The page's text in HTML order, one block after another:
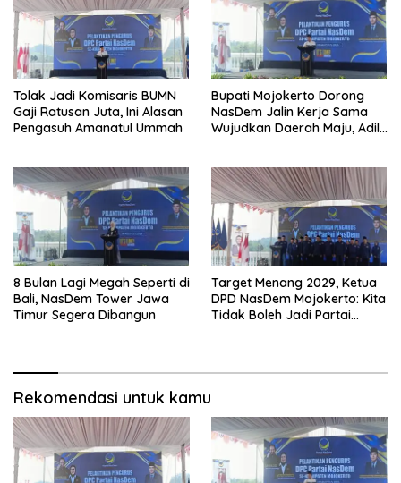
Tolak Jadi Komisaris BUMN
Gaji Ratusan Juta, Ini Alasan
Pengasuh Amanatul Ummah
Bupati Mojokerto Dorong
NasDem Jalin Kerja Sama
Wujudkan Daerah Maju, Adil,
8 Bulan Lagi Megah Seperti di
Bali, NasDem Tower Jawa
Timur Segera Dibangun
Target Menang 2029, Ketua
DPD NasDem Mojokerto: Kita
Tidak Boleh Jadi Partai
Rekomendasi untuk kamu